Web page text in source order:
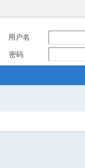
用户名
密码